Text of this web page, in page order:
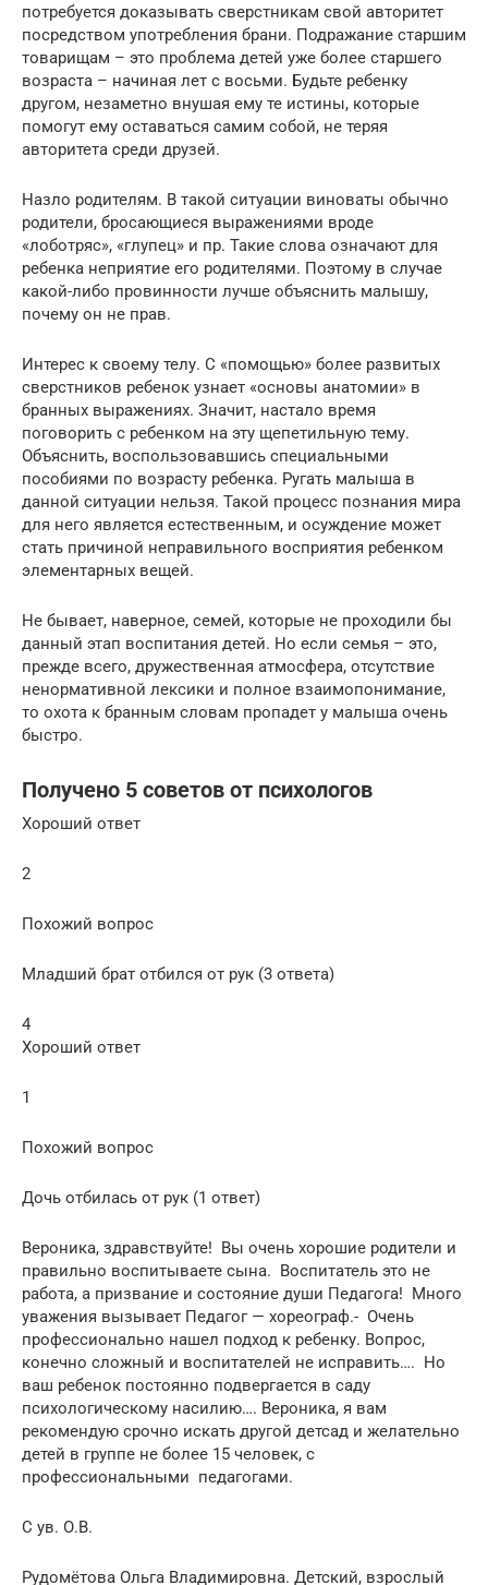
потребуется доказывать сверстникам свой авторитет
посредством употребления брани. Подражание старшим
товарищам – это проблема детей уже более старшего
возраста – начиная лет с восьми. Будьте ребенку
другом, незаметно внушая ему те истины, которые
помогут ему оставаться самим собой, не теряя
авторитета среди друзей.
Назло родителям. В такой ситуации виноваты обычно
родители, бросающиеся выражениями вроде
«лоботряс», «глупец» и пр. Такие слова означают для
ребенка неприятие его родителями. Поэтому в случае
какой-либо провинности лучше объяснить малышу,
почему он не прав.
Интерес к своему телу. С «помощью» более развитых
сверстников ребенок узнает «основы анатомии» в
бранных выражениях. Значит, настало время
поговорить с ребенком на эту щепетильную тему.
Объяснить, воспользовавшись специальными
пособиями по возрасту ребенка. Ругать малыша в
данной ситуации нельзя. Такой процесс познания мира
для него является естественным, и осуждение может
стать причиной неправильного восприятия ребенком
элементарных вещей.
Не бывает, наверное, семей, которые не проходили бы
данный этап воспитания детей. Но если семья – это,
прежде всего, дружественная атмосфера, отсутствие
ненормативной лексики и полное взаимопонимание,
то охота к бранным словам пропадет у малыша очень
быстро.
Получено 5 советов от психологов
Хороший ответ
2
Похожий вопрос
Младший брат отбился от рук (3 ответа)
4
Хороший ответ
1
Похожий вопрос
Дочь отбилась от рук (1 ответ)
Вероника, здравствуйте! Вы очень хорошие родители и
правильно воспитываете сына. Воспитатель это не
работа, а призвание и состояние души Педагога! Много
уважения вызывает Педагог — хореограф.- Очень
профессионально нашел подход к ребенку. Вопрос,
конечно сложный и воспитателей не исправить…. Но
ваш ребенок постоянно подвергается в саду
психологическому насилию…. Вероника, я вам
рекомендую срочно искать другой детсад и желательно
детей в группе не более 15 человек, с
профессиональными педагогами.
С ув. О.В.
Рудомётова Ольга Владимировна. Детский, взрослый